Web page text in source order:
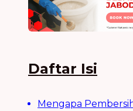
Daftar Isi
Mengapa